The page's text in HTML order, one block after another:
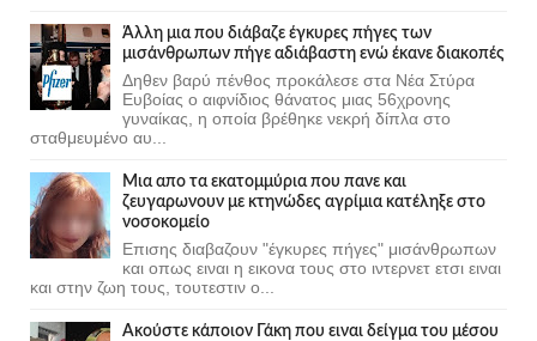
Άλλη μια που διάβαζε έγκυρες πήγες των
μισάνθρωπων πήγε αδιάβαστη ενώ έκανε διακοπές
Δηθεν βαρύ πένθος προκάλεσε στα Νέα Στύρα
Ευβοίας ο αιφνίδιος θάνατος μιας 56χρονης
γυναίκας, η οποία βρέθηκε νεκρή δίπλα στο
σταθμευμένο αυ...
Μια απο τα εκατομμύρια που πανε και
ζευγαρωνουν με κτηνώδες αγρίμια κατέληξε στο
νοσοκομείο
Επισης διαβαζουν "έγκυρες πήγες" μισάνθρωπων
και οπως ειναι η εικονα τους στο ιντερνετ ετσι ειναι
και στην ζωη τους, τουτεστιν ο...
Ακούστε κάποιον Γάκη που ειναι δείγμα του μέσου